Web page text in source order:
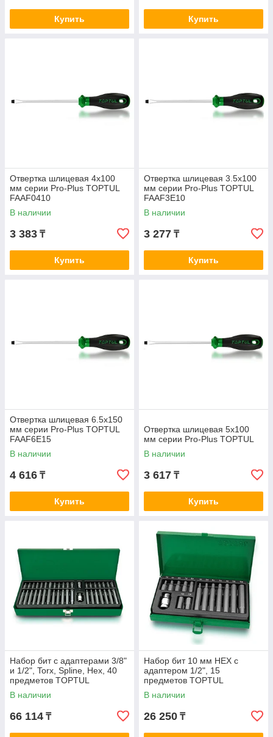
Купить Купить
Отвертка шлицевая 4x100
мм серии Pro-Plus TOPTUL
FAAF0410
В наличии
3 383 ₸
Купить
Отвертка шлицевая 3.5x100
мм серии Pro-Plus TOPTUL
FAAF3E10
В наличии
3 277 ₸
Купить
Отвертка шлицевая 6.5x150
мм серии Pro-Plus TOPTUL
FAAF6E15
В наличии
4 616 ₸
Купить
Отвертка шлицевая 5x100
мм серии Pro-Plus TOPTUL
В наличии
3 617 ₸
Купить
Набор бит с адаптерами 3/8"
и 1/2", Torx, Spline, Hex, 40
предметов TOPTUL
GAAD4002
В наличии
66 114 ₸
Набор бит 10 мм HEX с
адаптером 1/2", 15
предметов TOPTUL
GAAD1508
В наличии
26 250 ₸